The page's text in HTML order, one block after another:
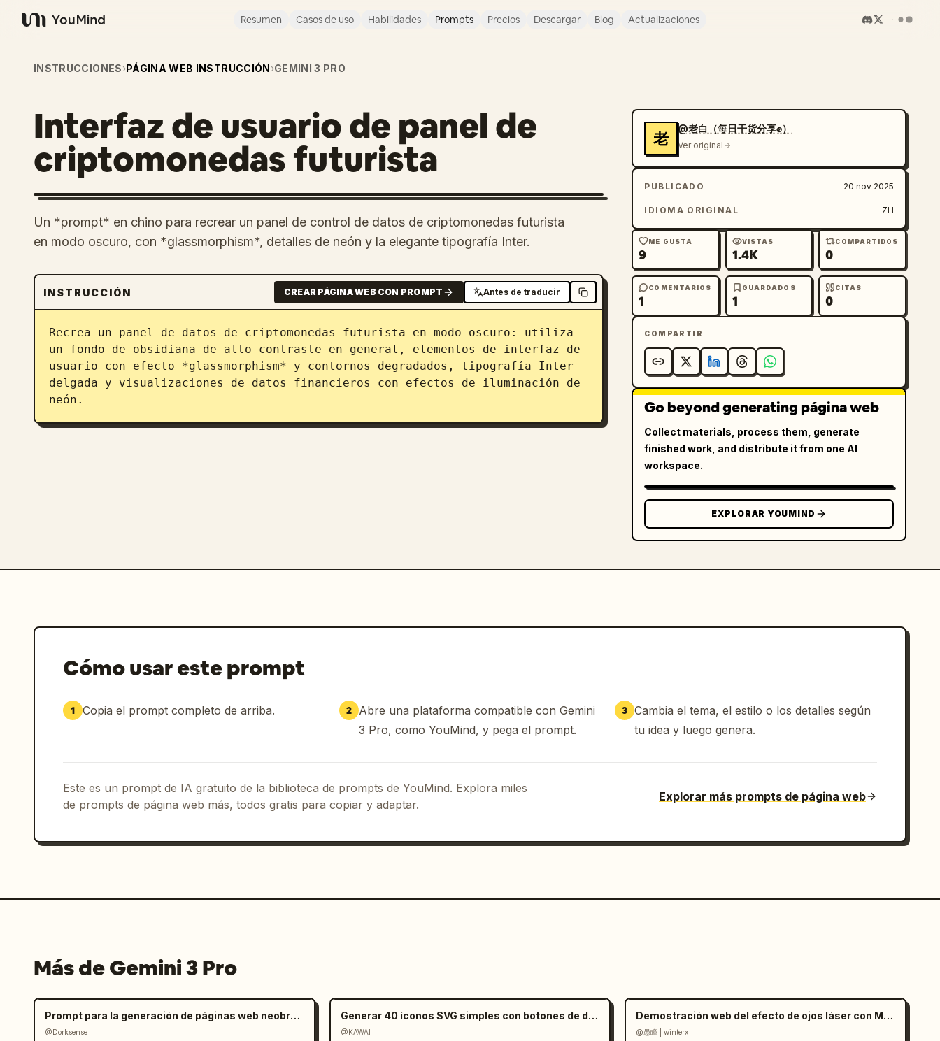
YouMind
Resumen Casos de uso Habilidades Prompts Precios Descargar Blog Actualizaciones
INSTRUCCIONES›PÁGINA WEB INSTRUCCIÓN›GEMINI 3 PRO
Interfaz de usuario de panel de
criptomonedas futurista
Un *prompt* en chino para recrear un panel de control de datos de criptomonedas futurista
en modo oscuro, con *glassmorphism*, detalles de neón y la elegante tipografía Inter.
INSTRUCCIÓN CREAR PÁGINA WEB CON PROMPT Antes de traducir
Recrea un panel de datos de criptomonedas futurista en modo oscuro: utiliza
un fondo de obsidiana de alto contraste en general, elementos de interfaz de
usuario con efecto *glassmorphism* y contornos degradados, tipografía Inter
delgada y visualizaciones de datos financieros con efectos de iluminación de
neón.
老
@老白（每日干货分享✊）
Ver original
PUBLICADO 20 nov 2025
IDIOMA ORIGINAL ZH
ME GUSTA
9
VISTAS
1.4K
COMPARTIDOS
0
COMENTARIOS
1
GUARDADOS
1
CITAS
0
COMPARTIR
Go beyond generating página web
Collect materials, process them, generate
finished work, and distribute it from one AI
workspace.
EXPLORAR YOUMIND
Cómo usar este prompt
1 Copia el prompt completo de arriba. 2 Abre una plataforma compatible con Gemini
3 Pro, como YouMind, y pega el prompt.
3 Cambia el tema, el estilo o los detalles según
tu idea y luego genera.
Este es un prompt de IA gratuito de la biblioteca de prompts de YouMind. Explora miles
de prompts de página web más, todos gratis para copiar y adaptar.
Explorar más prompts de página web
Más de Gemini 3 Pro
Prompt para la generación de páginas web neobrutalistas
@Dorksense
Generar 40 íconos SVG simples con botones de descarga
@KAWAI
Demostración web del efecto de ojos láser con Mediapipe y Three.js
@愚瞳 | winterx